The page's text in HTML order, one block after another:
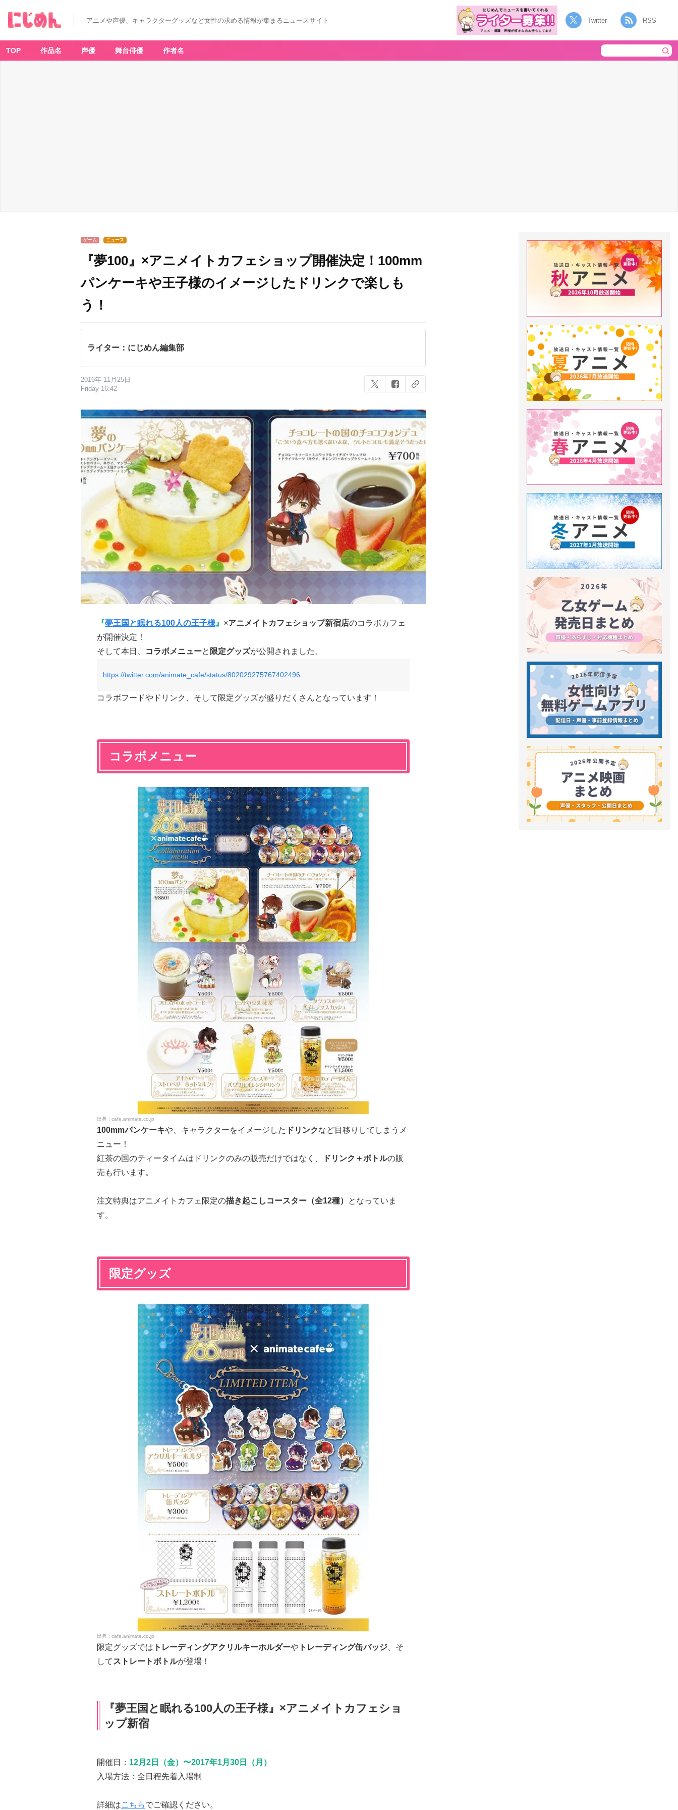
アニメや声優、キャラクターグッズなど女性の求める情報が集まるニュースサイト Twitter RSS
TOP 作品名 声優 舞台俳優 作者名
ゲーム ニュース
『夢100』×アニメイトカフェショップ開催決定！100mm
パンケーキや王子様のイメージしたドリンクで楽しも
う！
ライター：にじめん編集部
2016年 11月25日
Friday 16:42
『夢王国と眠れる100人の王子様 』 ×アニメイトカフェショップ新宿店のコラボカフェ
が開催決定！
そして本日、
コラボメニューと 限定グッズが公開されました。
https://twitter.com/animate_cafe/status/802029275767402496
コラボフードやドリンク、そして限定グッズが盛りだくさんとなっています！
コラボメニュー
cafe.animate.co.jp
100mmパンケーキや、キャラクターをイメージした ドリンクなど目移りしてしまうメ
ニュー！
紅茶の国のティータイムはドリンクのみの販売だけではなく、
ドリンク＋ボトルの販
売も行います。
注文特典はアニメイトカフェ限定の描き起こしコースター（全12種）
となっていま
す。
限定グッズ
cafe.animate.co.jp
限定グッズでは トレーディングアクリルキーホルダーや トレーディング缶バッジ 、そ
して ストレートボトルが登場！
『夢王国と眠れる100人の王子様』×アニメイトカフェショ
ップ新宿
開催日： 12月2日（金）〜2017年1月30日（月）
入場方法：全日程先着入場制
詳細はこちらでご確認ください。